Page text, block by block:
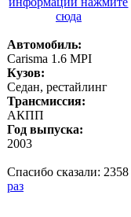
Автомобиль:
Carisma 1.6 MPI
Кузов:
Седан, рестайлинг
Трансмиссия:
АКПП
Год выпуска:
2003
Спасибо сказали: 2358
раз